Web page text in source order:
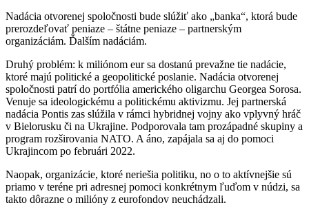
Nadácia otvorenej spoločnosti bude slúžiť ako „banka“, ktorá bude
prerozdeľovať peniaze – štátne peniaze – partnerským
organizáciám. Ďalším nadáciám.
Druhý problém: k miliónom eur sa dostanú prevažne tie nadácie,
ktoré majú politické a geopolitické poslanie. Nadácia otvorenej
spoločnosti patrí do portfólia amerického oligarchu Georgea Sorosa.
Venuje sa ideologickému a politickému aktivizmu. Jej partnerská
nadácia Pontis zas slúžila v rámci hybridnej vojny ako vplyvný hráč
v Bielorusku či na Ukrajine. Podporovala tam prozápadné skupiny a
program rozširovania NATO. A áno, zapájala sa aj do pomoci
Ukrajincom po februári 2022.
Naopak, organizácie, ktoré neriešia politiku, no o to aktívnejšie sú
priamo v teréne pri adresnej pomoci konkrétnym ľuďom v núdzi, sa
takto dôrazne o milióny z eurofondov neuchádzali.